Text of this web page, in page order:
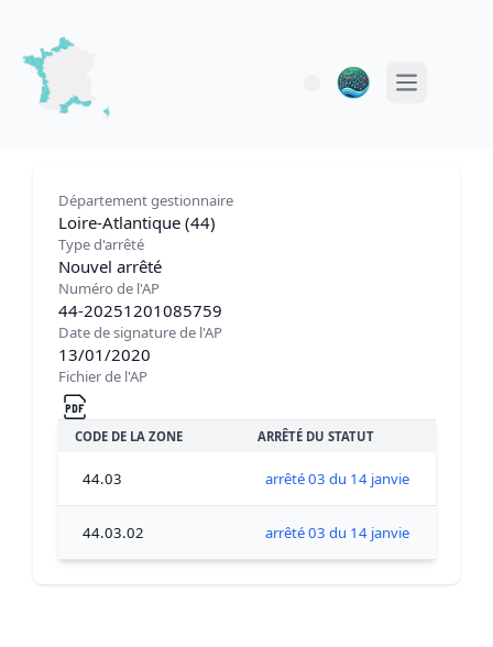
Open main
Département gestionnaire
Loire-Atlantique (44)
Type d'arrêté
Nouvel arrêté
Numéro de l'AP
44-20251201085759
Date de signature de l'AP
13/01/2020
Fichier de l'AP
CODE DE LA ZONE ARRÊTÉ DU STATUT
44.03 arrêté 03 du 14 janvier 2020
44.03.02 arrêté 03 du 14 janvier 2020